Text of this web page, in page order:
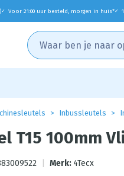
✓ Voor 21:00 uur besteld, morgen in huis*✓
Inbussleutels
T15 100mm
Merk: 4Tecx